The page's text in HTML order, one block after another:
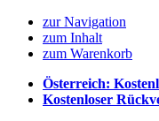
zur Navigation
zum Inhalt
zum Warenkorb
Österreich:
Kostenloser